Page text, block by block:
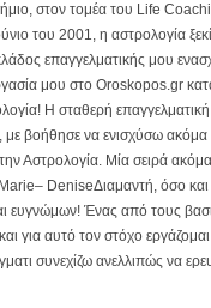
στον τομέα του Life
του 2001, η αστρολογία
επαγγελματικής μου
μου στο Oroskopos.gr
Η σταθερή
βοήθησε να ενισχύσω ακόμα
Αστρολογία. Μία σειρά
DeniseΔιαμαντή, όσο
ευγνώμων! Ένας από τους
για αυτό τον στόχο
συνεχίζω ανελλιπώς να